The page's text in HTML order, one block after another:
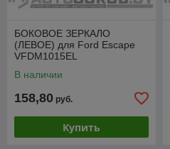
БОКОВОЕ ЗЕРКАЛО
(ЛЕВОЕ) для Ford Escape
VFDM1015EL
В наличии
158,80 руб.
Купить